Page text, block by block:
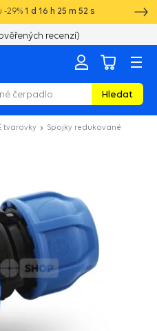
-29% 1 d 16 h 25 m 51 s
recenzí)
Hledat
tvarovky Spojky redukované